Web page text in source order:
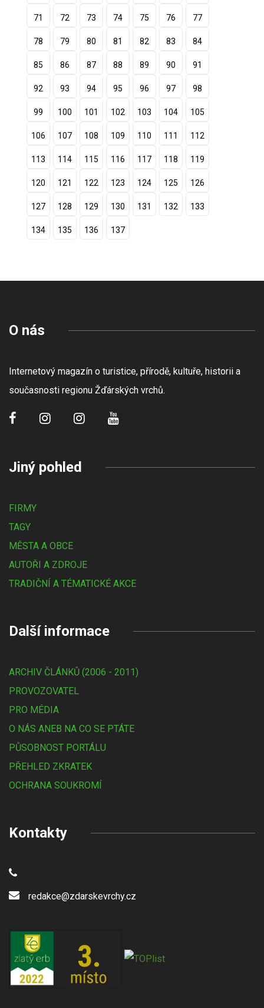
71 72 73 74 75 76 77
78 79 80 81 82 83 84
85 86 87 88 89 90 91
92 93 94 95 96 97 98
99 100 101 102 103 104 105
106 107 108 109 110 111 112
113 114 115 116 117 118 119
120 121 122 123 124 125 126
127 128 129 130 131 132 133
134 135 136 137
O nás
Internetový magazín o turistice, přírodě, kultuře, historii a
současnosti regionu Žďárských vrchů.
Jiný pohled
FIRMY
TAGY
MĚSTA A OBCE
AUTOŘI A ZDROJE
TRADIČNÍ A TÉMATICKÉ AKCE
Další informace
ARCHIV ČLÁNKŮ (2006 - 2011)
PROVOZOVATEL
PRO MÉDIA
O NÁS ANEB NA CO SE PTÁTE
PŮSOBNOST PORTÁLU
PŘEHLED ZKRATEK
OCHRANA SOUKROMÍ
Kontakty
redakce@zdarskevrchy.cz